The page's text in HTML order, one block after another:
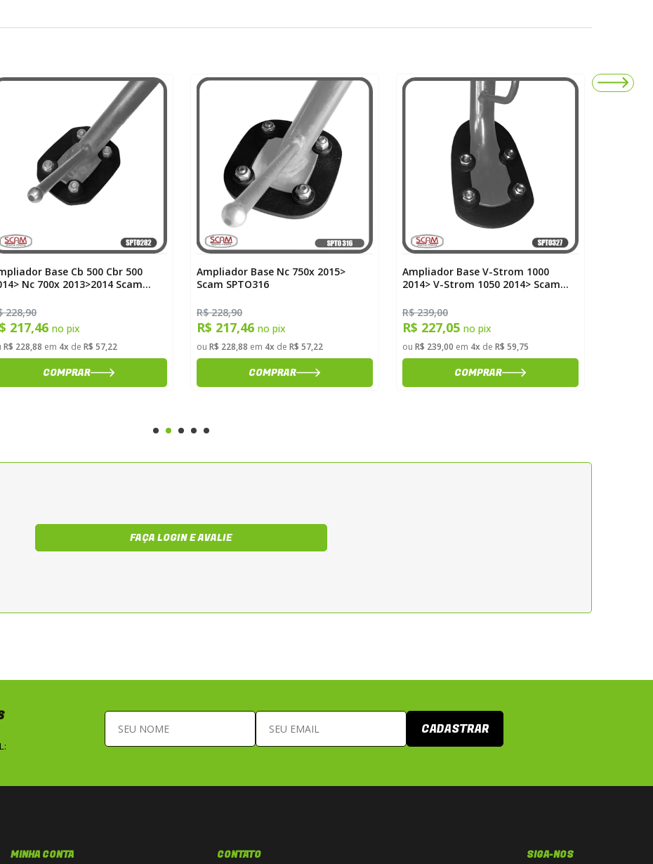
Base Cb 500 Cbr 500
Nc 700x 2013>2014 Scam
228,90
217,46 no pix
R$ 228,88 em 4xde R$ 57,22
COMPRAR
Ampliador Base Nc 750x 2015>
Scam SPTO316
R$ 228,90
R$ 217,46 no pix
ou R$ 228,88 em 4xde R$ 57,22
COMPRAR
Ampliador Base V-Strom 1000
2014> V-Strom 1050 2014> Scam
R$ 239,00
R$ 227,05 no pix
ou R$ 239,00 em 4xde R$ 59,75
COMPRAR
FAÇA LOGIN E AVALIE
CADASTRAR
MINHA CONTA CONTATO SIGA-NOS